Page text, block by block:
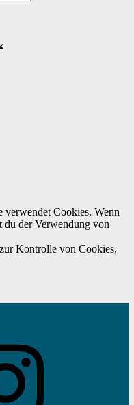
verwendet Cookies. Wenn
du der Verwendung von
Kontrolle von Cookies,